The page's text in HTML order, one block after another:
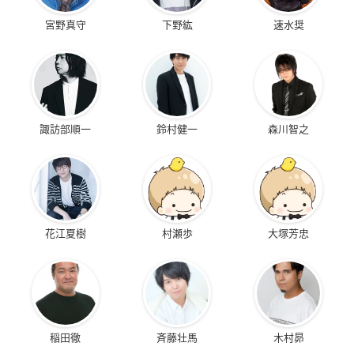
宮野真守 下野紘 速水奨
諏訪部順一 鈴村健一 森川智之
花江夏樹 村瀬歩 大塚芳忠
稲田徹 斉藤壮馬 木村昴